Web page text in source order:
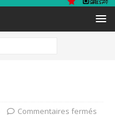
Commentaires fermés